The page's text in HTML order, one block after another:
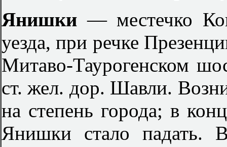
Янишки— местечко
уезда, при речке
Митаво-Таурогенском
ст. жел. дор. Шавли.
на степень города; в
Янишки стало падать.